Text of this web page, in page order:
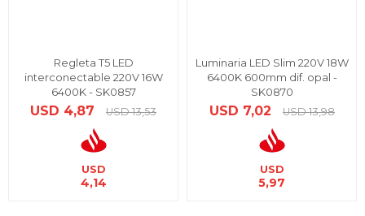
Regleta T5 LED
interconectable 220V 16W
6400K - SK0857
USD 4,87 USD 13,53
USD
4,14
Luminaria LED Slim 220V 18W
6400K 600mm dif. opal -
SK0870
USD 7,02 USD 13,98
USD
5,97